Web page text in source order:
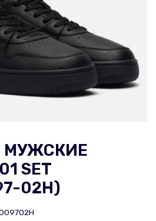
МУЖСКИЕ
SET
02H)